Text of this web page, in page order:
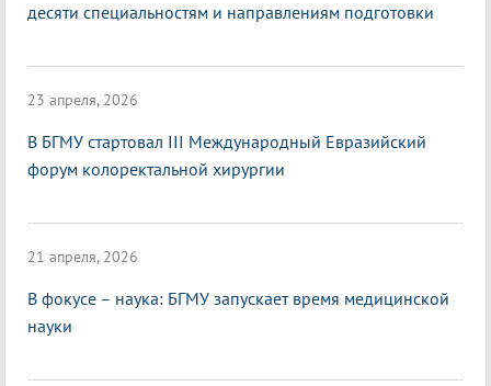
десяти специальностям и направлениям подготовки
23 апреля, 2026
В БГМУ стартовал III Международный Евразийский
форум колоректальной хирургии
21 апреля, 2026
В фокусе – наука: БГМУ запускает время медицинской
науки